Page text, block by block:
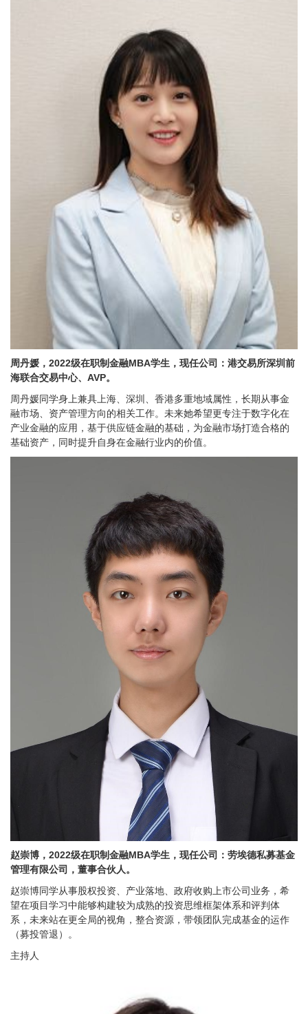
周丹媛，2022级在职制金融MBA学生，现任公司：港交易所深圳前
海联合交易中心、AVP。
周丹媛同学身上兼具上海、深圳、香港多重地域属性，长期从事金
融市场、资产管理方向的相关工作。未来她希望更专注于数字化在
产业金融的应用，基于供应链金融的基础，为金融市场打造合格的
基础资产，同时提升自身在金融行业内的价值。
赵崇博，2022级在职制金融MBA学生，现任公司：劳埃德私募基金
管理有限公司，董事合伙人。
赵崇博同学从事股权投资、产业落地、政府收购上市公司业务，希
望在项目学习中能够构建较为成熟的投资思维框架体系和评判体
系，未来站在更全局的视角，整合资源，带领团队完成基金的运作
（募投管退）。
主持人